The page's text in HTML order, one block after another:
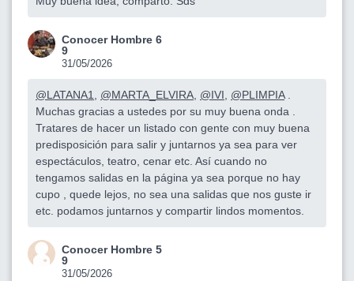
Conocer Hombre 6
9
31/05/2026
@LATANA1, @MARTA_ELVIRA, @IVI, @PLIMPIA.
Muchas gracias a ustedes por su muy buena onda .
Tratares de hacer un listado con gente con muy buena
predisposición para salir y juntarnos ya sea para ver
espectáculos, teatro, cenar etc. Así cuando no
tengamos salidas en la página ya sea porque no hay
cupo , quede lejos, no sea una salidas que nos guste ir
etc. podamos juntarnos y compartir lindos momentos.
Conocer Hombre 5
9
31/05/2026